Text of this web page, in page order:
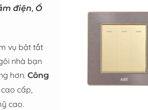
điện, Ổ
vụ bật tắt
nhà bạn
hơn. Công
cấp,
cao.